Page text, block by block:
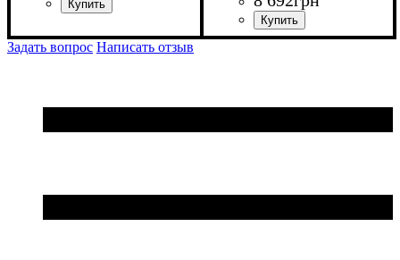
ширина, мм: 2000
Задать вопрос Написать отзыв